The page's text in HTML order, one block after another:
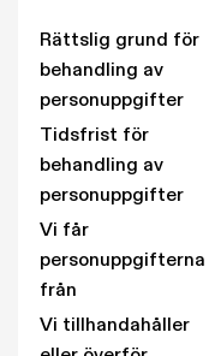
Rättslig grund för
behandling av
personuppgifter
Tidsfrist för
behandling av
personuppgifter
Vi får
personuppgifterna
från
Vi tillhandahåller